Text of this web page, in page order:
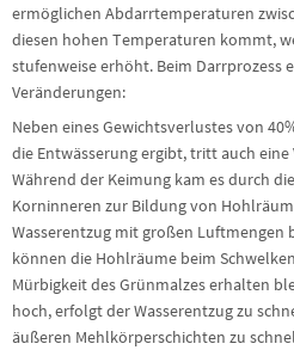
ermöglichen Abdarrtemperaturen
diesen hohen Temperaturen kommt,
stufenweise erhöht. Beim Darrprozess
Veränderungen:
Neben eines Gewichtsverlustes von
die Entwässerung ergibt, tritt auch
Während der Keimung kam es durch
Korninneren zur Bildung von
Wasserentzug mit großen Luftmengen
können die Hohlräume beim
Mürbigkeit des Grünmalzes erhalten
hoch, erfolgt der Wasserentzug zu
äußeren Mehlkörperschichten zu